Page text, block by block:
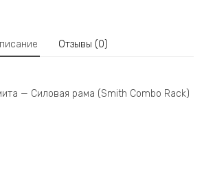
Отзывы (0)
— Силовая рама (Smith Combo Rack)